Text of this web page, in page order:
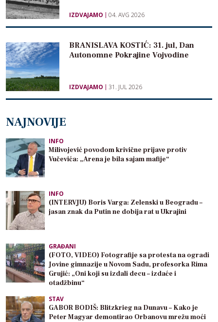
IZDVAJAMO 04. AVG 2026
BRANISLAVA KOSTIĆ: 31. jul, Dan
Autonomne Pokrajine Vojvodine
IZDVAJAMO 31. JUL 2026
NAJNOVIJE
INFO
Milivojević povodom krivične prijave protiv
Vučevića: „Arena je bila sajam mafije“
INFO
(INTERVJU) Boris Varga: Zelenski u Beogradu –
jasan znak da Putin ne dobija rat u Ukrajini
GRAĐANI
(FOTO, VIDEO) Fotografije sa protesta na ogradi
Jovine gimnazije u Novom Sadu, profesorka Rima
Grujić: „Oni koji su izdali decu – izdaće i
otadžbinu“
STAV
GABOR BODIŠ: Blitzkrieg na Dunavu – Kako je
Peter Magyar demontirao Orbanovu mrežu moći